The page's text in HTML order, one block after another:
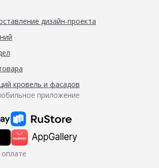
дизайн-проекта
кровель и фасадов
приложение